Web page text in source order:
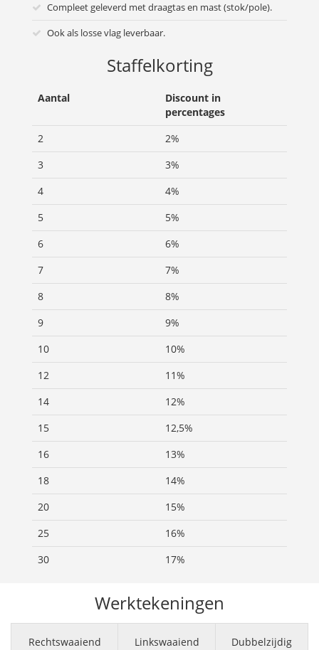
Compleet geleverd met draagtas en mast (stok/pole).
Ook als losse vlag leverbaar.
Staffelkorting
Aantal
Discount in
percentages
2
2%
3
3%
4
4%
5
5%
6
6%
7
7%
8
8%
9
9%
10
10%
12
11%
14
12%
15
12,5%
16
13%
18
14%
20
15%
25
16%
30
17%
Werktekeningen
Rechtswaaiend Linkswaaiend Dubbelzijdig